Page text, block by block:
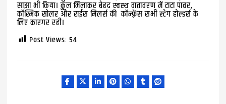
साझा भी किया। कुल मिलाकर बेहद स्वस्थ वातावरण में टाटा पावर,
काॅस्मिक सोलर और राईस मिलर्स की काॅन्फ़्रेंस सभी स्टेग होल्डर्स के
लिए कारगर रही।
Post Views: 54